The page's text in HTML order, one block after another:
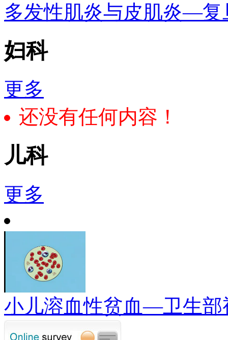
多发性肌炎与皮肌炎—复
妇科
更多
还没有任何内容！
儿科
更多
小儿溶血性贫血—卫生部